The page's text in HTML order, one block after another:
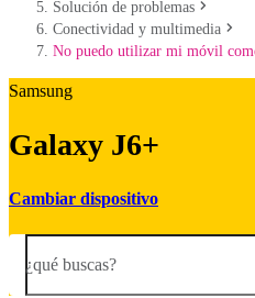
Solución de problemas
Conectividad y multimedia
No puedo utilizar mi móvil
Samsung
Galaxy J6+
Cambiar dispositivo
¿qué buscas?